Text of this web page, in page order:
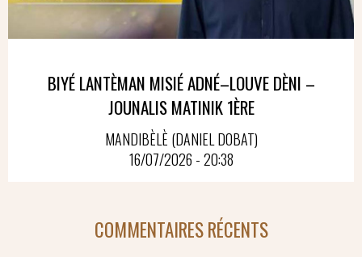
BIYÉ LANTÈMAN MISIÉ ADNÉ–LOUVE DÈNI –
JOUNALIS MATINIK 1ÈRE
MANDIBÈLÈ (DANIEL DOBAT)
16/07/2026 - 20:38
COMMENTAIRES RÉCENTS